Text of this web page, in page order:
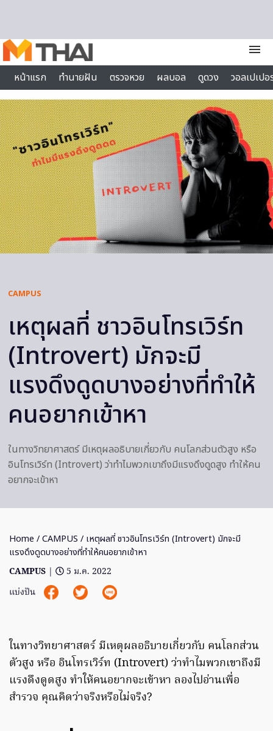
menu
หน้าแรก
ทำนายฝัน ตรวจหวย ผลบอล ดูดวง
วอลเปเป
ไลฟ์สไตล์
CAMPUS
เหตุผลที่ ชาวอินโทรเวิร์ท
(Introvert) มักจะมี
แรงดึงดูดบางอย่างที่ทำให้
คนอยากเข้าหา
ในทางวิทยาศาสตร์ มีเหตุผลอธิบายเกี่ยวกับ คนโลกส่วนตัวสูง หรือ
อินโทรเวิร์ท (Introvert) ว่าทำไมพวกเขาถึงมีแรงดึงดูดสูง ทำให้คน
อยากจะเข้าหา
Home /CAMPUS / เหตุผลที่ ชาวอินโทรเวิร์ท (Introvert) มักจะมี
แรงดึงดูดบางอย่างที่ทำให้คนอยากเข้าหา
CAMPUS |
5 ม.ค. 2022
แบ่งปัน
ในทางวิทยาศาสตร์ มีเหตุผลอธิบายเกี่ยวกับ คนโลกส่วน
ตัวสูง หรือ อินโทรเวิร์ท (Introvert) ว่าทำไมพวกเขาถึงมี
แรงดึงดูดสูง ทำให้คนอยากจะเข้าหา ลองไปอ่านเพื่อ
สำรวจ คุณคิดว่าจริงหรือไม่จริง?